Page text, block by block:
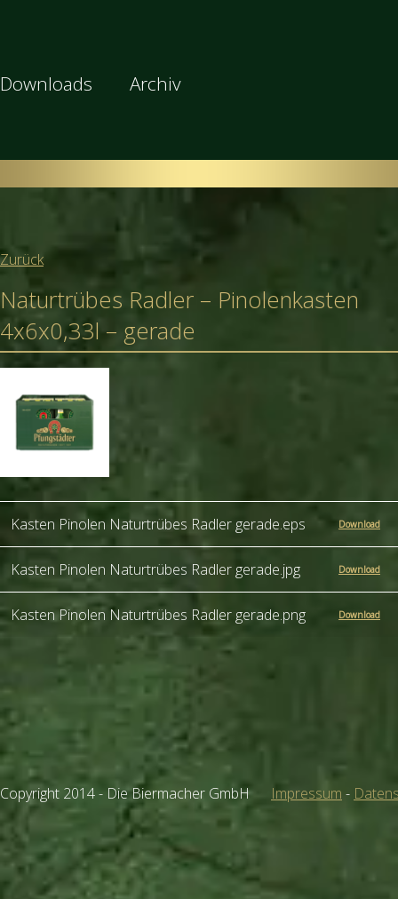
Downloads Archiv
Zurück
Naturtrübes Radler – Pinolenkasten
4x6x0,33l – gerade
Kasten Pinolen Naturtrübes Radler gerade.eps Download
Kasten Pinolen Naturtrübes Radler gerade.jpg Download
Kasten Pinolen Naturtrübes Radler gerade.png Download
Copyright 2014 - Die Biermacher GmbH Impressum -